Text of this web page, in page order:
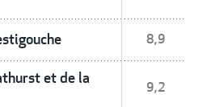
8,9
et de la
9,2